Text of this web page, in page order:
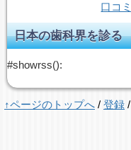
口コ
日本の歯科界を診る
#showrss():
↑ページのトップへ / 登録 /